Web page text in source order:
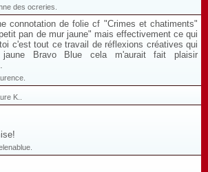
des ocreries.
connotation de folie cf "Crimes et chatiments"
pan de mur jaune" mais effectivement ce qui
c'est tout ce travail de réflexions créatives qui
Bravo Blue cela m'aurait fait plaisir
K..